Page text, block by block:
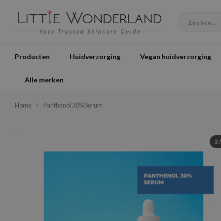
Producten Huidverzorging Vegan huidverzorging
Alle merken
Home Panthenol 30% Serum
2